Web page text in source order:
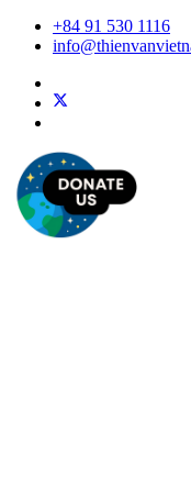
+84 91 530 1116